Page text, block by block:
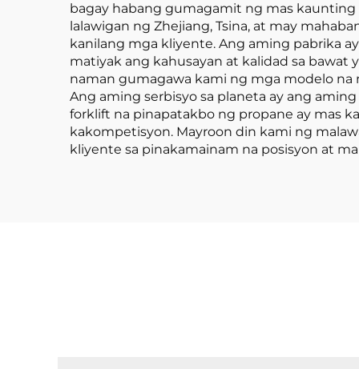
bagay habang gumagamit ng mas kaunting
lalawigan ng Zhejiang, Tsina, at may
kanilang mga kliyente. Ang aming pabrika
matiyak ang kahusayan at kalidad sa bawat
naman gumagawa kami ng mga modelo na
Ang aming serbisyo sa planeta ay ang
forklift na pinapatakbo ng propane ay mas
kakompetisyon. Mayroon din kami ng
kliyente sa pinakamainam na posisyon at